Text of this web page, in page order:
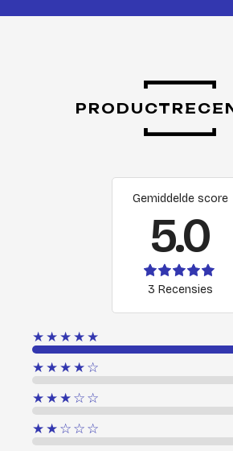
Gemiddelde score
5.0
3 Recensies
★★★★★
★★★★☆
★★★☆☆
★★☆☆☆